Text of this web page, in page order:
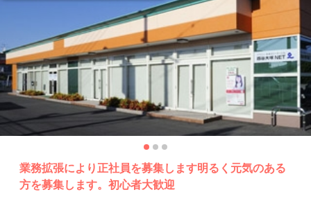
業務拡張により正社員を募集します明るく元気のある
方を募集します。初心者大歓迎